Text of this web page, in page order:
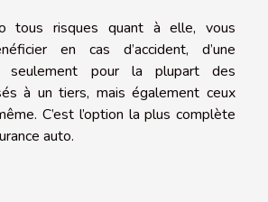
tous risques quant à elle, vous
en cas d’accident, d’une
seulement pour la plupart des
à un tiers, mais également ceux
C’est l’option la plus complète
auto.